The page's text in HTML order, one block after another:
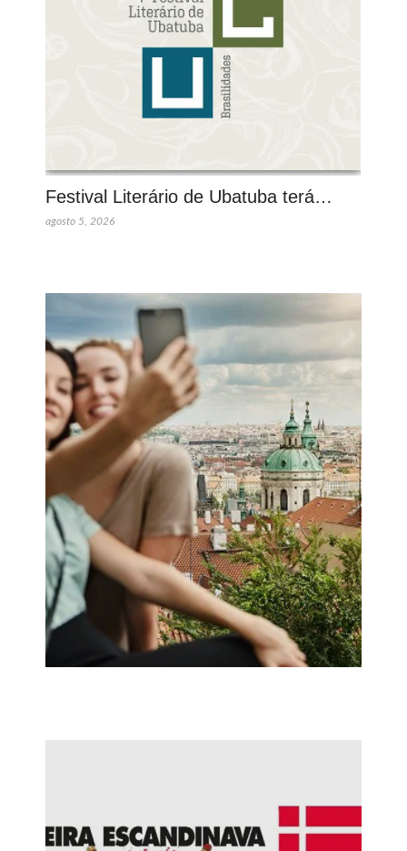
Festival Literário de Ubatuba terá…
agosto 5, 2026